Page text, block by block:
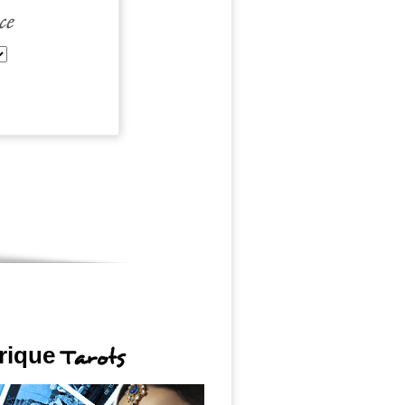
vous ont préparé un
Tarots